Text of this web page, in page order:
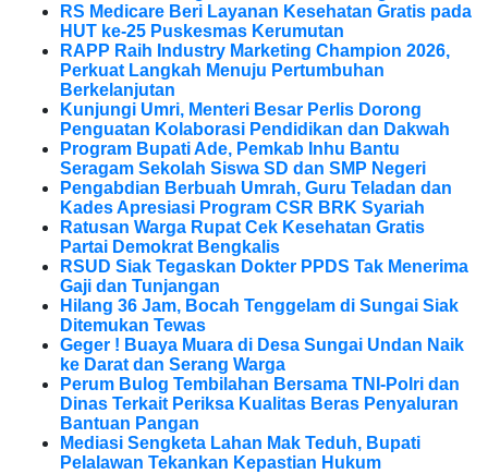
RS Medicare Beri Layanan Kesehatan Gratis pada
HUT ke-25 Puskesmas Kerumutan
RAPP Raih Industry Marketing Champion 2026,
Perkuat Langkah Menuju Pertumbuhan
Berkelanjutan
Kunjungi Umri, Menteri Besar Perlis Dorong
Penguatan Kolaborasi Pendidikan dan Dakwah
Program Bupati Ade, Pemkab Inhu Bantu
Seragam Sekolah Siswa SD dan SMP Negeri
Pengabdian Berbuah Umrah, Guru Teladan dan
Kades Apresiasi Program CSR BRK Syariah
Ratusan Warga Rupat Cek Kesehatan Gratis
Partai Demokrat Bengkalis
RSUD Siak Tegaskan Dokter PPDS Tak Menerima
Gaji dan Tunjangan
Hilang 36 Jam, Bocah Tenggelam di Sungai Siak
Ditemukan Tewas
Geger ! Buaya Muara di Desa Sungai Undan Naik
ke Darat dan Serang Warga
Perum Bulog Tembilahan Bersama TNI-Polri dan
Dinas Terkait Periksa Kualitas Beras Penyaluran
Bantuan Pangan
Mediasi Sengketa Lahan Mak Teduh, Bupati
Pelalawan Tekankan Kepastian Hukum